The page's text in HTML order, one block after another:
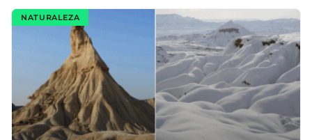
NATURALEZA